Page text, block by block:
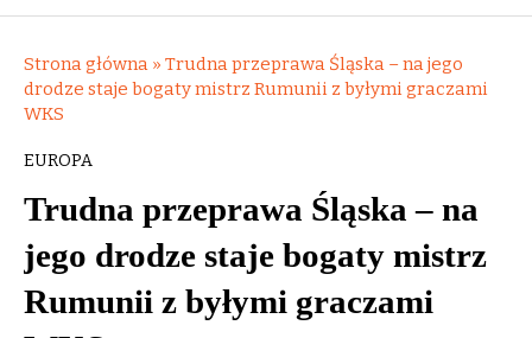
Strona główna » Trudna przeprawa Śląska – na jego
drodze staje bogaty mistrz Rumunii z byłymi graczami
WKS
EUROPA
Trudna przeprawa Śląska – na
jego drodze staje bogaty mistrz
Rumunii z byłymi graczami